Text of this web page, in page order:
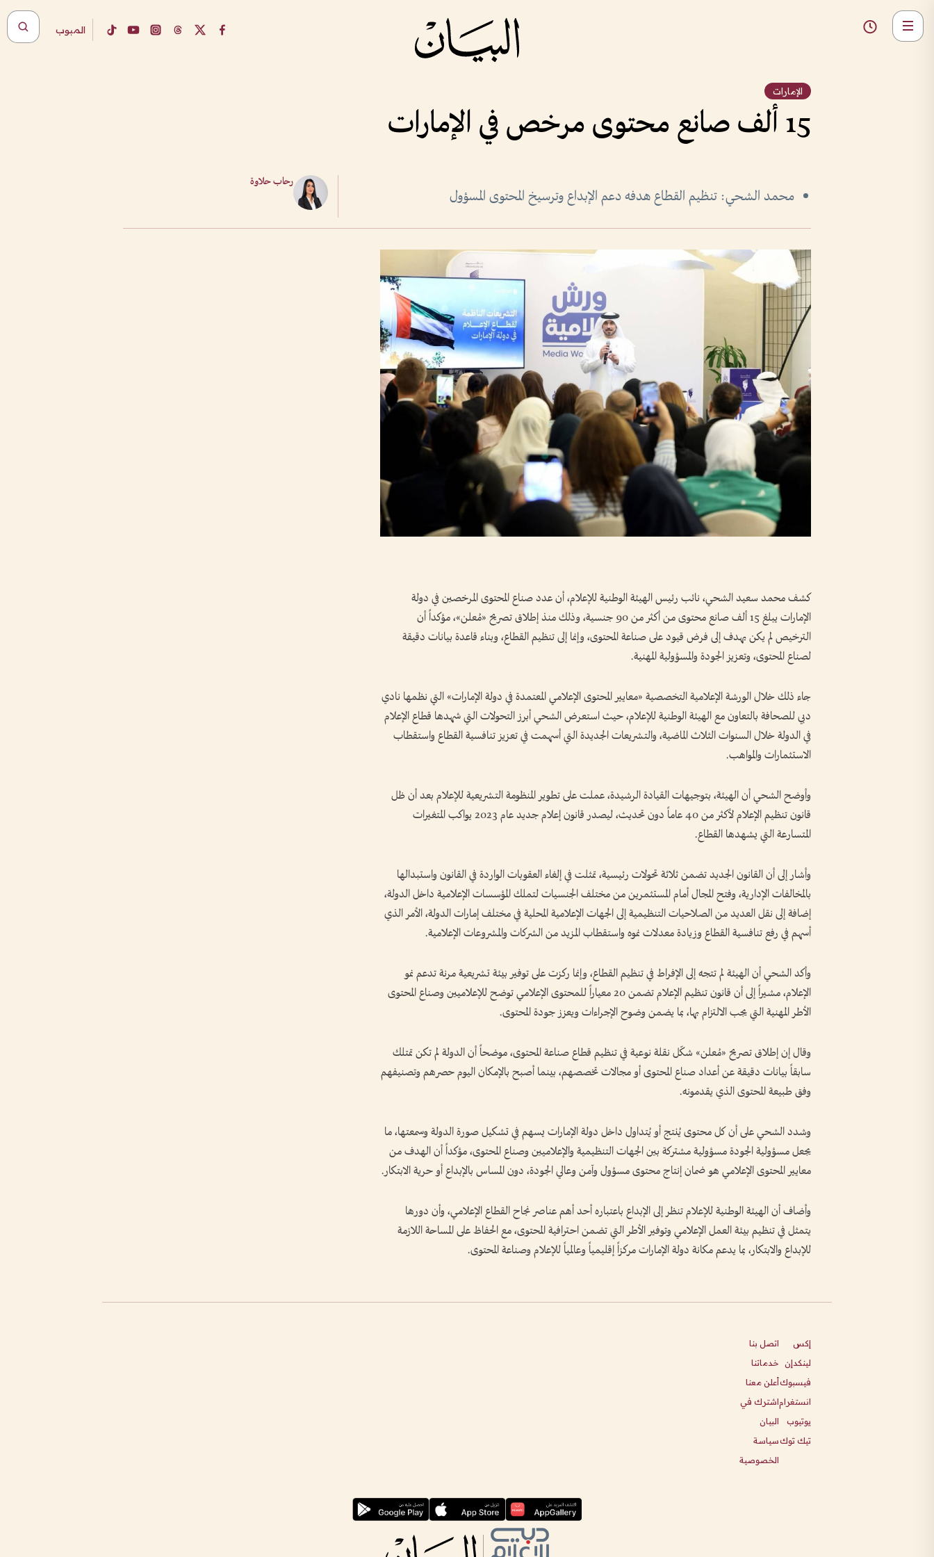
المبوب
الإمارات
15 ألف صانع محتوى مرخص في الإمارات
محمد الشحي: تنظيم القطاع هدفه دعم الإبداع وترسيخ المحتوى المسؤول
رحاب حلاوة
كشف محمد سعيد الشحي، نائب رئيس الهيئة الوطنية للإعلام، أن عدد صناع المحتوى المرخصين في دولة
الإمارات يبلغ 15 ألف صانع محتوى من أكثر من 90 جنسية، وذلك منذ إطلاق تصريح «مُعلن»، مؤكداً أن
الترخيص لم يكن يهدف إلى فرض قيود على صناعة المحتوى، وإنما إلى تنظيم القطاع، وبناء قاعدة بيانات دقيقة
لصناع المحتوى، وتعزيز الجودة والمسؤولية المهنية.
جاء ذلك خلال الورشة الإعلامية التخصصية «معايير المحتوى الإعلامي المعتمدة في دولة الإمارات» التي نظمها نادي
دبي للصحافة بالتعاون مع الهيئة الوطنية للإعلام، حيث استعرض الشحي أبرز التحولات التي شهدها قطاع الإعلام
في الدولة خلال السنوات الثلاث الماضية، والتشريعات الجديدة التي أسهمت في تعزيز تنافسية القطاع واستقطاب
الاستثمارات والمواهب.
وأوضح الشحي أن الهيئة، بتوجيهات القيادة الرشيدة، عملت على تطوير المنظومة التشريعية للإعلام بعد أن ظل
قانون تنظيم الإعلام لأكثر من 40 عاماً دون تحديث، ليصدر قانون إعلام جديد عام 2023 يواكب المتغيرات
المتسارعة التي يشهدها القطاع.
وأشار إلى أن القانون الجديد تضمن ثلاثة تحولات رئيسية، تمثلت في إلغاء العقوبات الواردة في القانون واستبدالها
بالمخالفات الإدارية، وفتح المجال أمام المستثمرين من مختلف الجنسيات لتملك المؤسسات الإعلامية داخل الدولة،
إضافة إلى نقل العديد من الصلاحيات التنظيمية إلى الجهات الإعلامية المحلية في مختلف إمارات الدولة، الأمر الذي
أسهم في رفع تنافسية القطاع وزيادة معدلات نموه واستقطاب المزيد من الشركات والمشروعات الإعلامية.
وأكد الشحي أن الهيئة لم تتجه إلى الإفراط في تنظيم القطاع، وإنما ركزت على توفير بيئة تشريعية مرنة تدعم نمو
الإعلام، مشيراً إلى أن قانون تنظيم الإعلام تضمن 20 معياراً للمحتوى الإعلامي توضح للإعلاميين وصناع المحتوى
الأطر المهنية التي يجب الالتزام بها، بما يضمن وضوح الإجراءات ويعزز جودة المحتوى.
وقال إن إطلاق تصريح «مُعلن» شكّل نقلة نوعية في تنظيم قطاع صناعة المحتوى، موضحاً أن الدولة لم تكن تمتلك
سابقاً بيانات دقيقة عن أعداد صناع المحتوى أو مجالات تخصصهم، بينما أصبح بالإمكان اليوم حصرهم وتصنيفهم
وفق طبيعة المحتوى الذي يقدمونه.
وشدد الشحي على أن كل محتوى يُنتج أو يُتداول داخل دولة الإمارات يسهم في تشكيل صورة الدولة وسمعتها، ما
يجعل مسؤولية الجودة مسؤولية مشتركة بين الجهات التنظيمية والإعلاميين وصناع المحتوى، مؤكداً أن الهدف من
معايير المحتوى الإعلامي هو ضمان إنتاج محتوى مسؤول وآمن وعالي الجودة، دون المساس بالإبداع أو حرية الابتكار.
وأضاف أن الهيئة الوطنية للإعلام تنظر إلى الإبداع باعتباره أحد أهم عناصر نجاح القطاع الإعلامي، وأن دورها
يتمثل في تنظيم بيئة العمل الإعلامي وتوفير الأطر التي تضمن احترافية المحتوى، مع الحفاظ على المساحة اللازمة
للإبداع والابتكار، بما يدعم مكانة دولة الإمارات مركزاً إقليمياً وعالمياً للإعلام وصناعة المحتوى.
إكس
لينكدإن
فيسبوك
انستغرام
يوتيوب
تيك توك
اتصل بنا
خدماتنا
أعلن معنا
اشترك في
البيان
سياسة
الخصوصية